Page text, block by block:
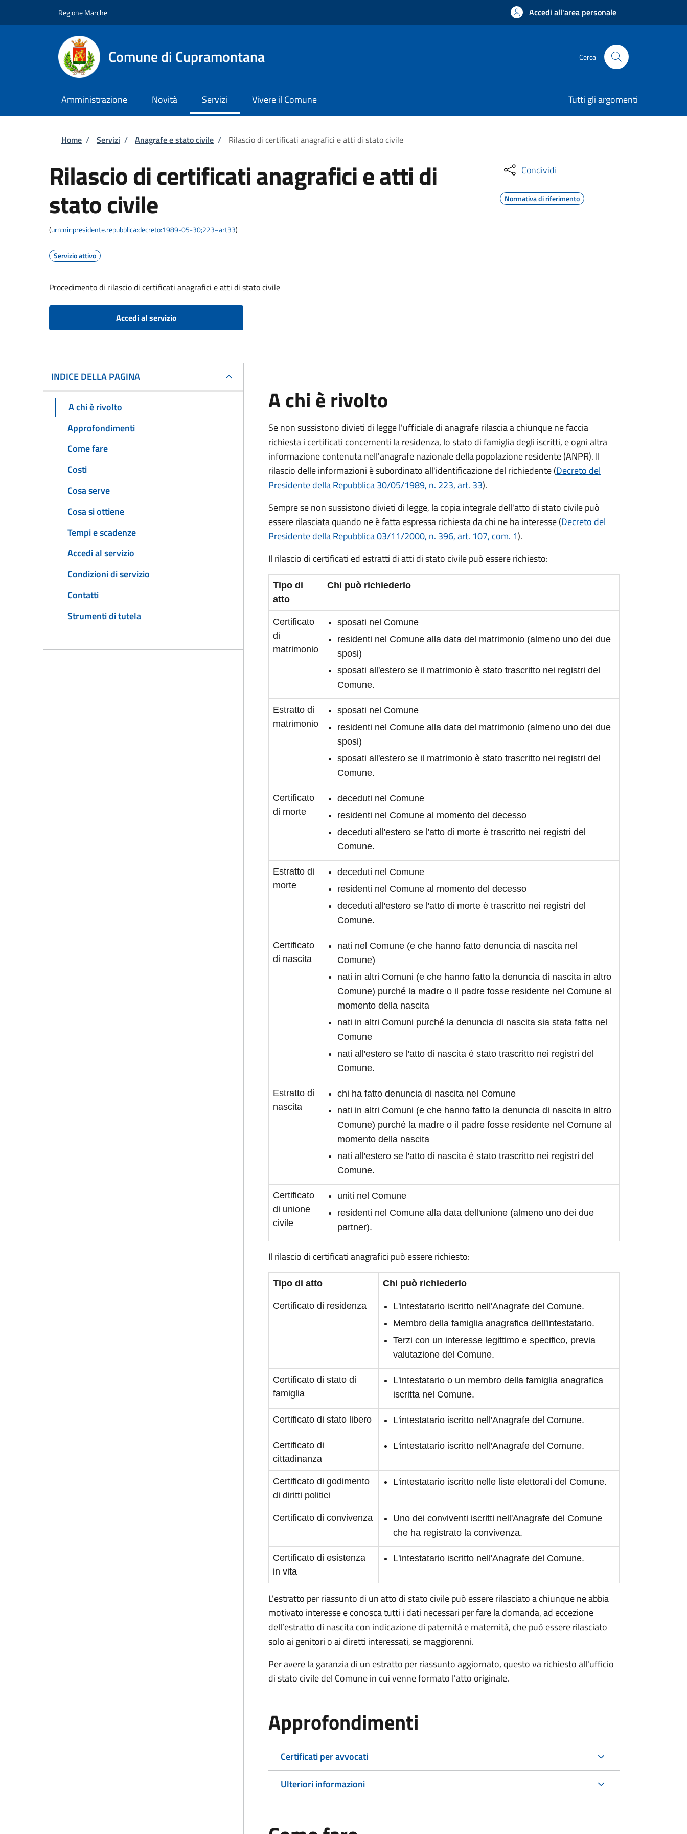
Regione Marche Accedi all'area personale
Comune di Cupramontana Cerca
Amministrazione Novità Servizi Vivere il Comune Tutti gli argomenti
Briciole di pane
Home / Servizi / Anagrafe e stato civile / Rilascio di certificati anagrafici e atti di stato civile
Rilascio di certificati anagrafici e atti di
stato civile
(urn:nir:presidente.repubblica:decreto:1989-05-30;223~art33)
Servizio attivo
Procedimento di rilascio di certificati anagrafici e atti di stato civile
Accedi al servizio
Condividi
Normativa di riferimento
INDICE DELLA PAGINA
A chi è rivolto
Approfondimenti
Come fare
Costi
Cosa serve
Cosa si ottiene
Tempi e scadenze
Accedi al servizio
Condizioni di servizio
Contatti
Strumenti di tutela
A chi è rivolto
Se non sussistono divieti di legge l'ufficiale di anagrafe rilascia a chiunque ne faccia
richiesta i certificati concernenti la residenza, lo stato di famiglia degli iscritti, e ogni altra
informazione contenuta nell'anagrafe nazionale della popolazione residente (ANPR). Il
rilascio delle informazioni è subordinato all'identificazione del richiedente (Decreto del
Presidente della Repubblica 30/05/1989, n. 223, art. 33).
Sempre se non sussistono divieti di legge, la copia integrale dell'atto di stato civile può
essere rilasciata quando ne è fatta espressa richiesta da chi ne ha interesse (Decreto del
Presidente della Repubblica 03/11/2000, n. 396, art. 107, com. 1).
Il rilascio di certificati ed estratti di atti di stato civile può essere richiesto:
Tipo di
atto
Chi può richiederlo
Certificato
di
matrimonio
sposati nel Comune
residenti nel Comune alla data del matrimonio (almeno uno dei due
sposi)
sposati all'estero se il matrimonio è stato trascritto nei registri del
Comune.
Estratto di
matrimonio
sposati nel Comune
residenti nel Comune alla data del matrimonio (almeno uno dei due
sposi)
sposati all'estero se il matrimonio è stato trascritto nei registri del
Comune.
Certificato
di morte
deceduti nel Comune
residenti nel Comune al momento del decesso
deceduti all'estero se l'atto di morte è trascritto nei registri del
Comune.
Estratto di
morte
deceduti nel Comune
residenti nel Comune al momento del decesso
deceduti all'estero se l'atto di morte è trascritto nei registri del
Comune.
Certificato
di nascita
nati nel Comune (e che hanno fatto denuncia di nascita nel
Comune)
nati in altri Comuni (e che hanno fatto la denuncia di nascita in altro
Comune) purché la madre o il padre fosse residente nel Comune al
momento della nascita
nati in altri Comuni purché la denuncia di nascita sia stata fatta nel
Comune
nati all'estero se l'atto di nascita è stato trascritto nei registri del
Comune.
Estratto di
nascita
chi ha fatto denuncia di nascita nel Comune
nati in altri Comuni (e che hanno fatto la denuncia di nascita in altro
Comune) purché la madre o il padre fosse residente nel Comune al
momento della nascita
nati all'estero se l'atto di nascita è stato trascritto nei registri del
Comune.
Certificato
di unione
civile
uniti nel Comune
residenti nel Comune alla data dell'unione (almeno uno dei due
partner).
Il rilascio di certificati anagrafici può essere richiesto:
Tipo di atto Chi può richiederlo
Certificato di residenza
L'intestatario iscritto nell'Anagrafe del Comune.
Membro della famiglia anagrafica dell'intestatario.
Terzi con un interesse legittimo e specifico, previa
valutazione del Comune.
Certificato di stato di
famiglia
L'intestatario o un membro della famiglia anagrafica
iscritta nel Comune.
Certificato di stato libero L'intestatario iscritto nell'Anagrafe del Comune.
Certificato di
cittadinanza
L'intestatario iscritto nell'Anagrafe del Comune.
Certificato di godimento
di diritti politici
L'intestatario iscritto nelle liste elettorali del Comune.
Certificato di convivenza
Uno dei conviventi iscritti nell'Anagrafe del Comune
che ha registrato la convivenza.
Certificato di esistenza
in vita
L'intestatario iscritto nell'Anagrafe del Comune.
L'estratto per riassunto di un atto di stato civile può essere rilasciato a chiunque ne abbia
motivato interesse e conosca tutti i dati necessari per fare la domanda, ad eccezione
dell’estratto di nascita con indicazione di paternità e maternità, che può essere rilasciato
solo ai genitori o ai diretti interessati, se maggiorenni.
Per avere la garanzia di un estratto per riassunto aggiornato, questo va richiesto all'ufficio
di stato civile del Comune in cui venne formato l'atto originale.
Approfondimenti
Certificati per avvocati
Ulteriori informazioni